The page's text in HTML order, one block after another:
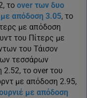
το over των δυο
απόδοση 3.05, το
με απόδοση
του Πίτερς με
του Τάισον
τεσσάρων
2.52, το over του
με απόδοση 2.95,
με απόδοση